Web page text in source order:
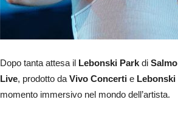
Dopo tanta attesa il Lebonski Park di Salmo
Live, prodotto da Vivo Concerti e Lebonski
momento immersivo nel mondo dell’artista.